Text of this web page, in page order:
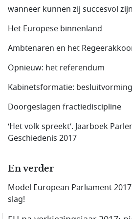
wanneer kunnen zij succesvol
Het Europese binnenland
Ambtenaren en het
Opnieuw: het referendum
Kabinetsformatie: besluitvorming
Doorgeslagen fractiediscipline
‘Het volk spreekt’. Jaarboek
Geschiedenis 2017
En verder
Model European Parliament
slag!